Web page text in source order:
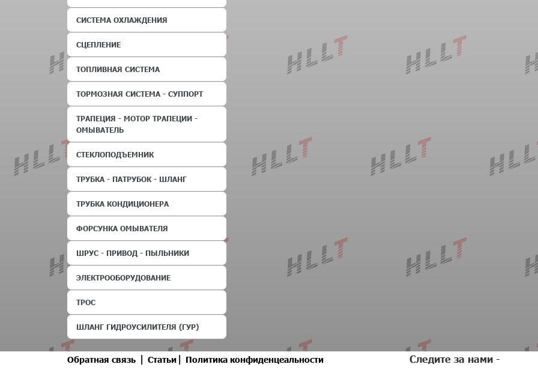
СИСТЕМА ОХЛАЖДЕНИЯ
СЦЕПЛЕНИЕ
ТОПЛИВНАЯ СИСТЕМА
ТОРМОЗНАЯ СИСТЕМА - СУППОРТ
ТРАПЕЦИЯ - МОТОР ТРАПЕЦИИ -
ОМЫВАТЕЛЬ
СТЕКЛОПОДЪЕМНИК
ТРУБКА - ПАТРУБОК - ШЛАНГ
ТРУБКА КОНДИЦИОНЕРА
ФОРСУНКА ОМЫВАТЕЛЯ
ШРУС - ПРИВОД - ПЫЛЬНИКИ
ЭЛЕКТРООБОРУДОВАНИЕ
ТРОС
ШЛАНГ ГИДРОУСИЛИТЕЛЯ (ГУР)
Обратная связь | Статьи | Политика конфиденцеальности Следите за нами -